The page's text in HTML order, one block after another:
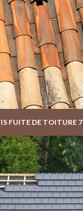
FUITE DE TOITURE